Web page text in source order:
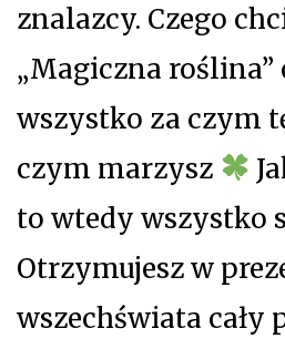
znalazcy. Czego
„Magiczna roślina”
wszystko za czym
czym marzysz
to wtedy wszystko
Otrzymujesz w
wszechświata cały